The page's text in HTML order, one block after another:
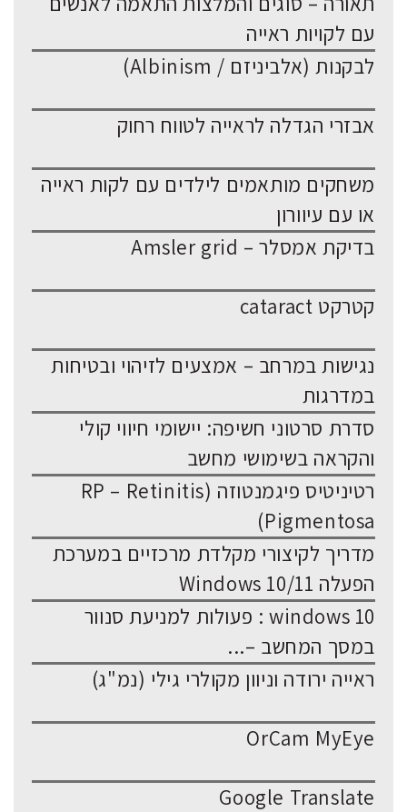
עם לקויות ראייה
לבקנות (אלביניזם / Albinism)
אבזרי הגדלה לראייה לטווח רחוק
משחקים מותאמים לילדים עם לקות ראייה
או עם עיוורון
בדיקת אמסלר – Amsler grid
קטרקט cataract
נגישות במרחב – אמצעים לזיהוי ובטיחות
במדרגות
סדרת סרטוני חשיפה: יישומי חיווי קולי
והקראה בשימושי מחשב
רטיניטיס פיגמנטוזה (RP – Retinitis
Pigmentosa)
מדריך לקיצורי מקלדת מרכזיים במערכת
הפעלה Windows 10/11
windows 10 : פעולות למניעת סנוור
במסך המחשב –...
ראייה ירודה וניוון מקולרי גילי (נמ"ג)
OrCam MyEye
Google Translate